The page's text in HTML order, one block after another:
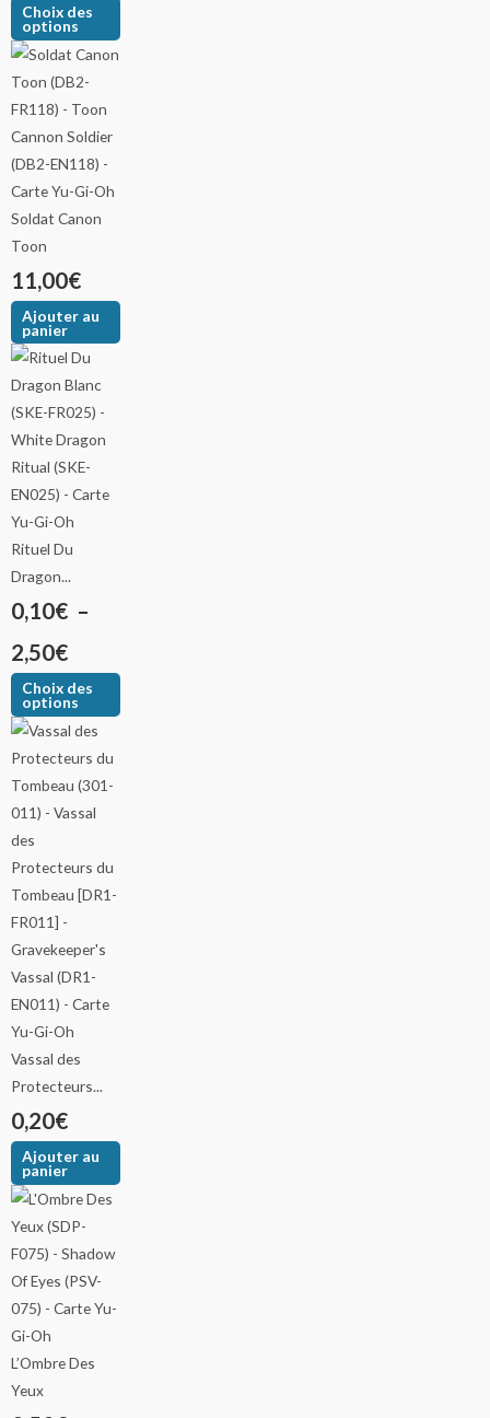
Choix des
options
Soldat Canon
Toon
11,00€
Ajouter au
panier
Rituel Du
Dragon...
0,10€ –
2,50€
Choix des
options
Vassal des
Protecteurs...
0,20€
Ajouter au
panier
L’Ombre Des
Yeux